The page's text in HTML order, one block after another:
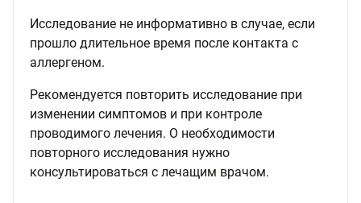
Исследование не информативно в случае, если
прошло длительное время после контакта с
аллергеном.
Рекомендуется повторить исследование при
изменении симптомов и при контроле
проводимого лечения. О необходимости
повторного исследования нужно
консультироваться с лечащим врачом.